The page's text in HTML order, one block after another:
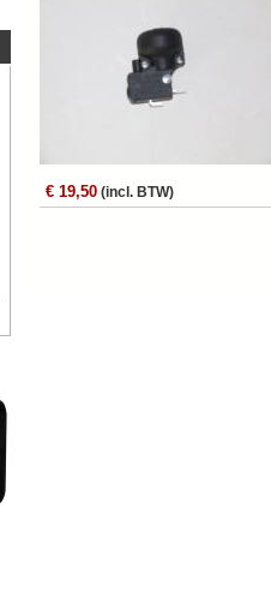
€ 19,50 (incl. BTW)